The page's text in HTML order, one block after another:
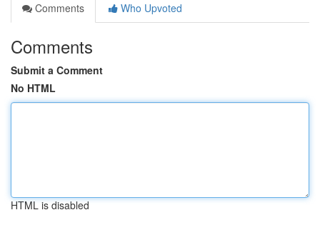
Comments
Who Upvoted
Comments
Submit a Comment
No HTML
HTML is disabled